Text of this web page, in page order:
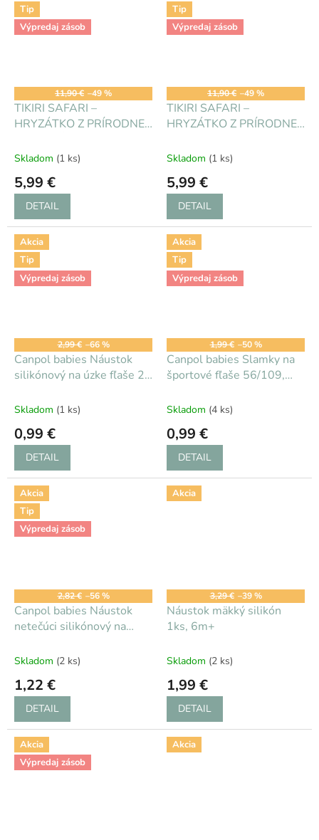
Tip
Výpredaj zásob
11,90 € –49 %
TIKIRI SAFARI –
HRYZÁTKO Z PRÍRODNEJ
Skladom (1 ks)
5,99 €
DETAIL
Tip
Výpredaj zásob
11,90 € –49 %
TIKIRI SAFARI –
HRYZÁTKO Z PRÍRODNEJ
Skladom (1 ks)
5,99 €
DETAIL
Akcia
Tip
Výpredaj zásob
2,99 € –66 %
Canpol babies Náustok
silikónový na úzke fľaše 2
Skladom (1 ks)
0,99 €
DETAIL
Akcia
Tip
Výpredaj zásob
1,99 € –50 %
Canpol babies Slamky na
športové fľaše 56/109,
Skladom (4 ks)
0,99 €
DETAIL
Akcia
Tip
Výpredaj zásob
2,82 € –56 %
Canpol babies Náustok
netečúci silikónový na
Skladom (2 ks)
1,22 €
DETAIL
Akcia
3,29 € –39 %
Náustok mäkký silikón
1ks, 6m+
Skladom (2 ks)
1,99 €
DETAIL
Akcia
Výpredaj zásob
Akcia